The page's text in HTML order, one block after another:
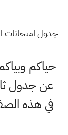
جدول امتحانات الثالث
حياكم
عن جدول
في هذه